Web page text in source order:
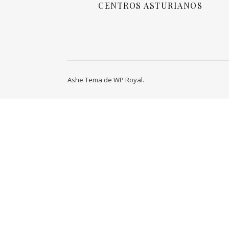
CENTROS ASTURIANOS
Ashe Tema de WP Royal.